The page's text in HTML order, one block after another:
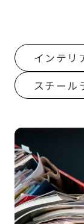
インテリ
スチール